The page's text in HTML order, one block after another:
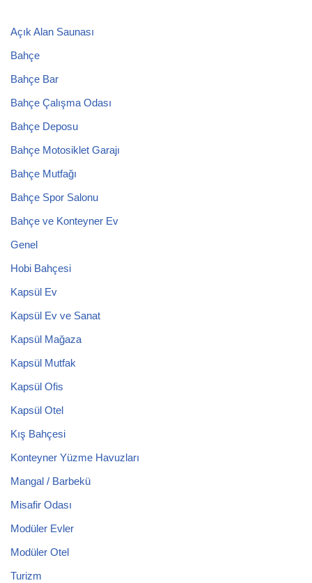
Açık Alan Saunası
Bahçe
Bahçe Bar
Bahçe Çalışma Odası
Bahçe Deposu
Bahçe Motosiklet Garajı
Bahçe Mutfağı
Bahçe Spor Salonu
Bahçe ve Konteyner Ev
Genel
Hobi Bahçesi
Kapsül Ev
Kapsül Ev ve Sanat
Kapsül Mağaza
Kapsül Mutfak
Kapsül Ofis
Kapsül Otel
Kış Bahçesi
Konteyner Yüzme Havuzları
Mangal / Barbekü
Misafir Odası
Modüler Evler
Modüler Otel
Turizm